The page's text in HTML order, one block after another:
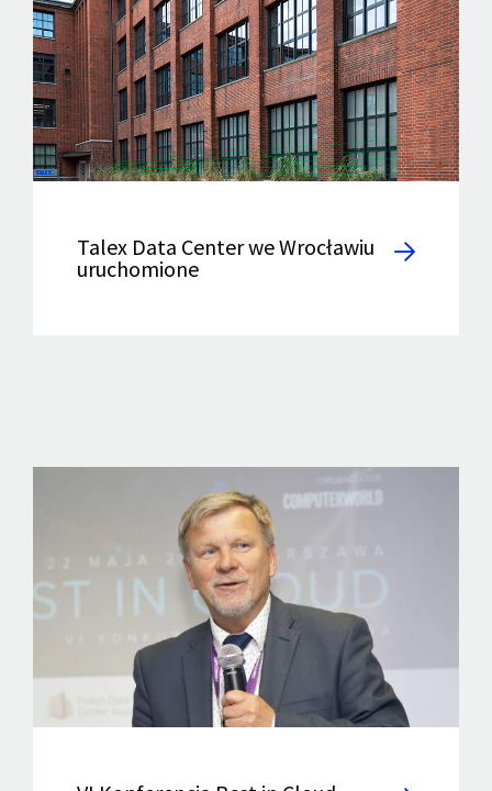
Talex Data Center we Wrocławiu
uruchomione